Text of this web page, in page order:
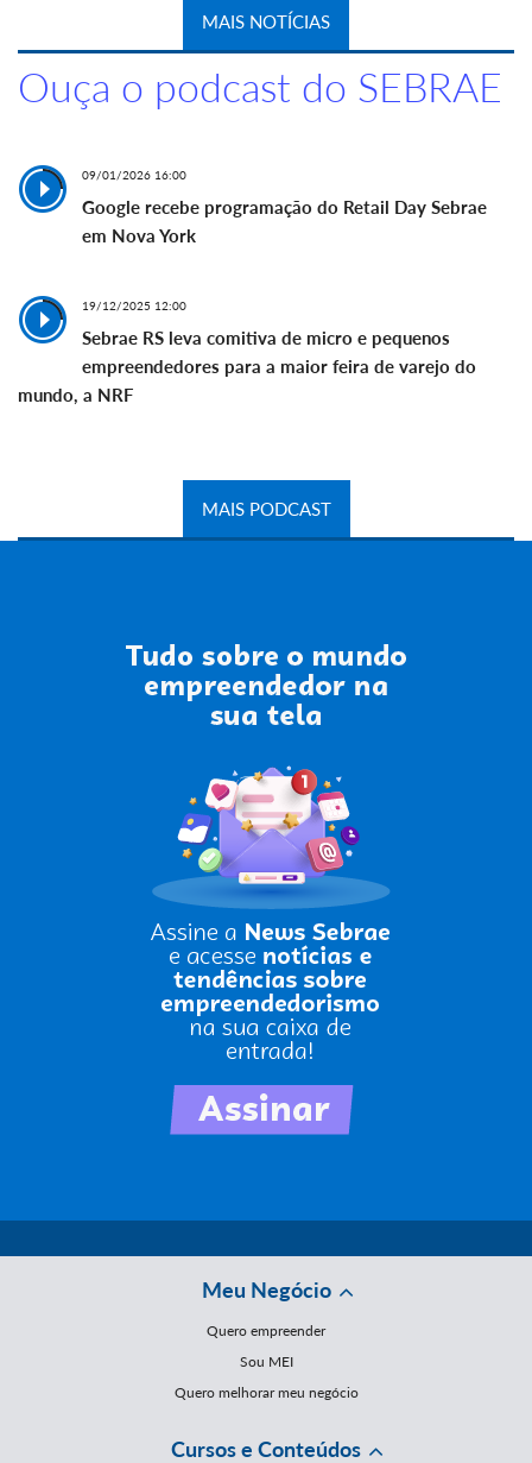
MAIS NOTÍCIAS
Ouça o podcast do SEBRAE
09/01/2026 16:00
Google recebe programação do Retail Day Sebrae
em Nova York
19/12/2025 12:00
Sebrae RS leva comitiva de micro e pequenos
empreendedores para a maior feira de varejo do
mundo, a NRF
MAIS PODCAST
Meu Negócio
Quero empreender
Sou MEI
Quero melhorar meu negócio
Cursos e Conteúdos